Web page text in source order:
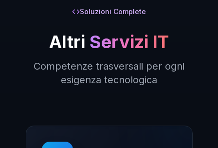
Soluzioni Complete
Altri Servizi IT
Competenze trasversali per ogni
esigenza tecnologica